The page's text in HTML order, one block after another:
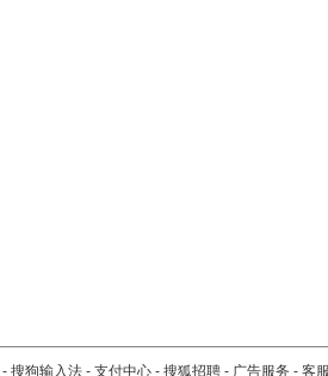
- 搜狗输入法 - 支付中心 - 搜狐招聘 - 广告服务 - 客